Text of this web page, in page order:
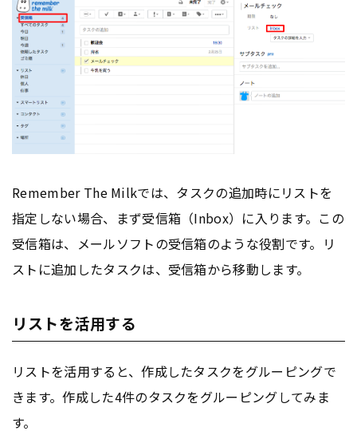
Remember The Milkでは、タスクの追加時にリストを
指定しない場合、まず受信箱（Inbox）に入ります。この
受信箱は、メールソフトの受信箱のような役割です。リ
ストに追加したタスクは、受信箱から移動します。
リストを活用する
リストを活用すると、作成したタスクをグルーピングで
きます。作成した4件のタスクをグルーピングしてみま
す。